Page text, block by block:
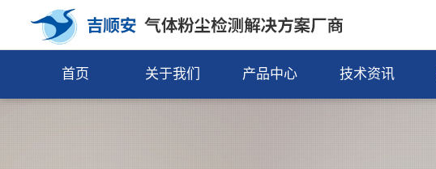
首页 关于我们 产品中心 技术资讯